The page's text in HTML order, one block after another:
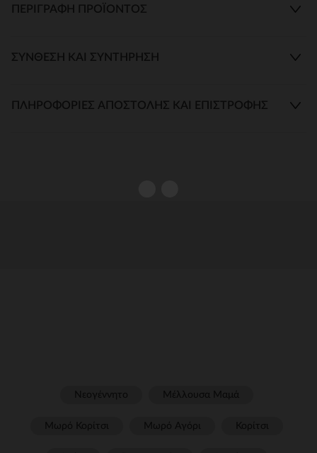
ΠΕΡΙΓΡΑΦΉ ΠΡΟΪΌΝΤΟΣ
ΣΎΝΘΕΣΗ ΚΑΙ ΣΥΝΤΉΡΗΣΗ
ΠΛΗΡΟΦΟΡΊΕΣ ΑΠΟΣΤΟΛΉΣ ΚΑΙ ΕΠΙΣΤΡΟΦΉΣ